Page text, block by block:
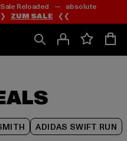
springen
springen
Reloaded — absolute
ZUM SALE ❮❮
ADIDAS SWIFT RUN
springen